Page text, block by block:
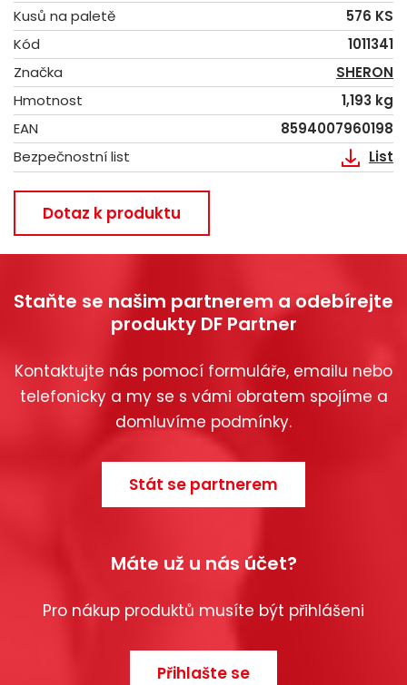
Kusů na paletě
576 KS
Kód
1011341
Značka
SHERON
Hmotnost
1,193 kg
EAN
8594007960198
Bezpečnostní list
List
Dotaz k produktu
Staňte se našim partnerem a odebírejte
produkty DF Partner
Kontaktujte nás pomocí formuláře, emailu nebo
telefonicky a my se s vámi obratem spojíme a
domluvíme podmínky.
Stát se partnerem
Máte už u nás účet?
Pro nákup produktů musíte být přihlášeni
Přihlašte se